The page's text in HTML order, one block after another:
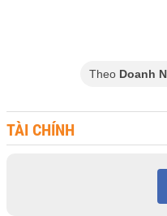
Theo Doanh
TÀI CHÍNH